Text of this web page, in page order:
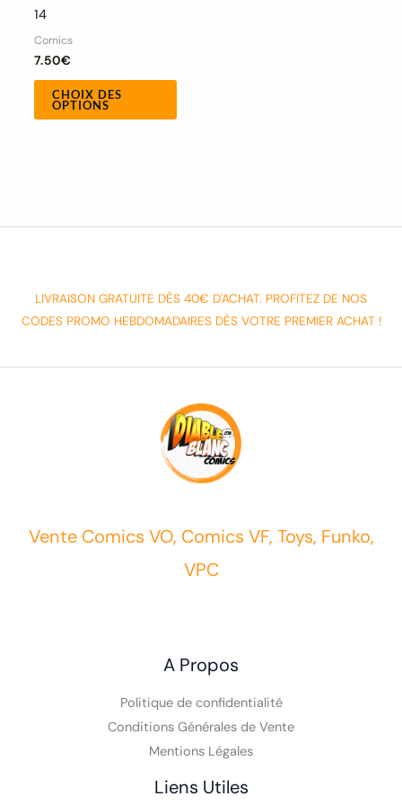
14
Comics
7.50€
CHOIX DES
OPTIONS
LIVRAISON GRATUITE DÈS 40€ D'ACHAT. PROFITEZ DE NOS
CODES PROMO HEBDOMADAIRES DÈS VOTRE PREMIER ACHAT !
Vente Comics VO, Comics VF, Toys, Funko,
VPC
A Propos
Politique de confidentialité
Conditions Générales de Vente
Mentions Légales
Liens Utiles